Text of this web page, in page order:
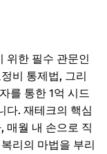
위한 필수 관문인
비 통제법, 그리
를 통한 1억 시드
다. 재테크의 핵심
매월 내 손으로 직
리의 마법을 부리